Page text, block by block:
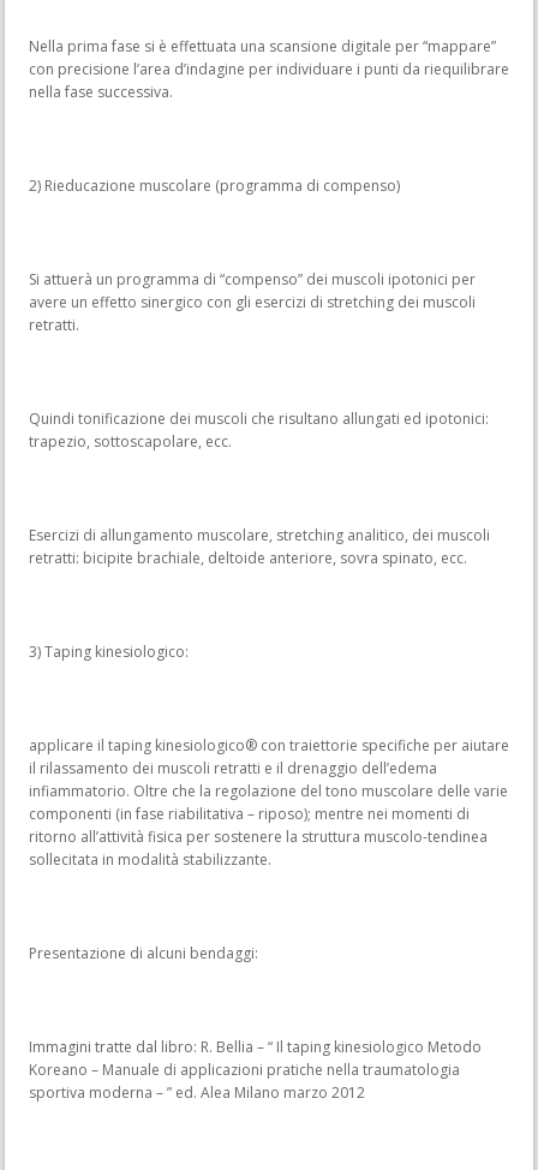
Nella prima fase si è effettuata una scansione digitale per “mappare”
con precisione l’area d’indagine per individuare i punti da riequilibrare
nella fase successiva.
2) Rieducazione muscolare (programma di compenso)
Si attuerà un programma di “compenso” dei muscoli ipotonici per
avere un effetto sinergico con gli esercizi di stretching dei muscoli
retratti.
Quindi tonificazione dei muscoli che risultano allungati ed ipotonici:
trapezio, sottoscapolare, ecc.
Esercizi di allungamento muscolare, stretching analitico, dei muscoli
retratti: bicipite brachiale, deltoide anteriore, sovra spinato, ecc.
3) Taping kinesiologico:
applicare il taping kinesiologico® con traiettorie specifiche per aiutare
il rilassamento dei muscoli retratti e il drenaggio dell’edema
infiammatorio. Oltre che la regolazione del tono muscolare delle varie
componenti (in fase riabilitativa – riposo); mentre nei momenti di
ritorno all’attività fisica per sostenere la struttura muscolo-tendinea
sollecitata in modalità stabilizzante.
Presentazione di alcuni bendaggi:
Immagini tratte dal libro: R. Bellia – “ Il taping kinesiologico Metodo
Koreano – Manuale di applicazioni pratiche nella traumatologia
sportiva moderna – ” ed. Alea Milano marzo 2012